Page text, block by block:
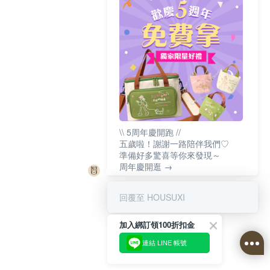
\\ 5周年慶開跑 //
五歲啦！謝謝一路陪伴我們♡
準備好多驚喜等你來發現～
周年慶開逛 →
回覆至 HOUSUXI
加入綁訂領100折扣金
連結 LINE 帳號